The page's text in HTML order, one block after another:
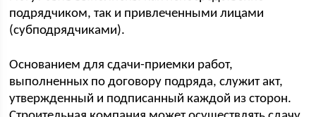
подрядчиком, так и привлеченными лицами
(субподрядчиками).
Основанием для сдачи-приемки работ,
выполненных по договору подряда, служит акт,
утвержденный и подписанный каждой из сторон.